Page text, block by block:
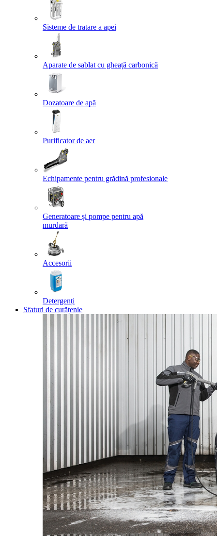
Sisteme de tratare a apei
Aparate de sablat cu gheață carbonică
Dozatoare de apă
Purificator de aer
Echipamente pentru grădină profesionale
Generatoare și pompe pentru apă
murdară
Accesorii
Detergenți
Sfaturi de curățenie